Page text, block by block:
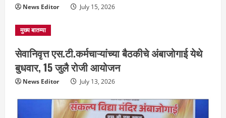
News Editor July 15, 2026
मुख्य बातम्या
सेवानिवृत्त एस.टी.कर्मचाऱ्यांच्या बैठकीचे अंबाजोगाई येथे
बुधवार, 15 जुलै रोजी आयोजन
News Editor July 13, 2026